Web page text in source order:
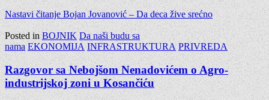
Nastavi čitanjeBojan Jovanović – Da deca žive srećno
Posted inBOJNIK Da naši budu sa
nama EKONOMIJA INFRASTRUKTURA PRIVREDA
Razgovor sa Nebojšom Nenadovićem o Agro-
industrijskoj zoni u Kosančiću